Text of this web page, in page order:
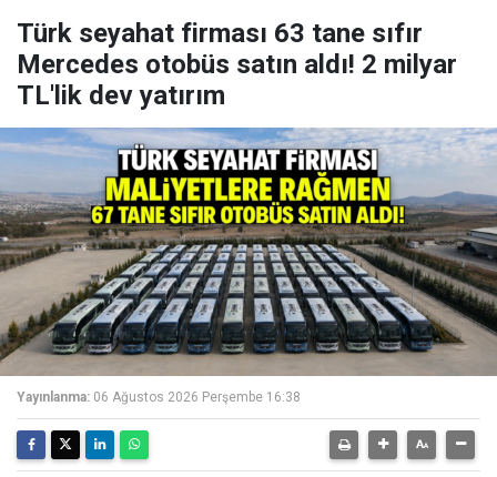
Türk seyahat firması 63 tane sıfır
Mercedes otobüs satın aldı! 2 milyar
TL'lik dev yatırım
Yayınlanma: 06 Ağustos 2026 Perşembe 16:38